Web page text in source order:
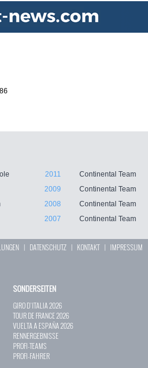
2011
Continental Team
2009
Continental Team
2008
Continental Team
2007 Continental Team
| DATENSCHUTZ | KONTAKT| IMPRESSUM
SONDERSEITEN
GIRO D`ITALIA 2026
TOUR DE FRANCE 2026
VUELTA A ESPAÑA 2026
RENNERGEBNISSE
PROFI-TEAMS
PROFI-FAHRER